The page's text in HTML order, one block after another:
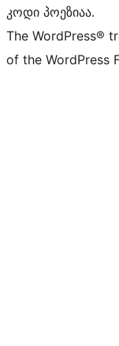
კოდი პოეზიაა.
The WordPress®
of the WordPress